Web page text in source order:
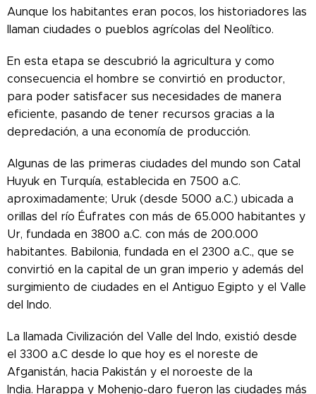
Aunque los habitantes eran pocos, los historiadores las
llaman ciudades o pueblos agrícolas del Neolítico.
En esta etapa se descubrió la agricultura y como
consecuencia el hombre se convirtió en productor,
para poder satisfacer sus necesidades de manera
eficiente, pasando de tener recursos gracias a la
depredación, a una economía de producción.
Algunas de las primeras ciudades del mundo son Catal
Huyuk en Turquía, establecida en 7500 a.C.
aproximadamente; Uruk (desde 5000 a.C.) ubicada a
orillas del río Éufrates con más de 65.000 habitantes y
Ur, fundada en 3800 a.C. con más de 200.000
habitantes. Babilonia, fundada en el 2300 a.C., que se
convirtió en la capital de un gran imperio y además del
surgimiento de ciudades en el Antiguo Egipto y el Valle
del Indo.
La llamada Civilización del Valle del Indo, existió desde
el 3300 a.C desde lo que hoy es el noreste de
Afganistán, hacia Pakistán y el noroeste de la
India. Harappa y Mohenjo-daro fueron las ciudades más